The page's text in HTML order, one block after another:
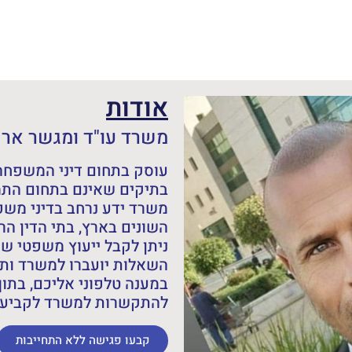
אודות
משרד עו"ד ומגשר
עוסק בתחום דיני
בתיקים שאינם בתחום
משרד ידע נרחב בדיני
השונים בארץ, בתי הדין
ניתן לקבל ייעוץ
השאלות יועברו למשרד
במענה טלפוני אליכם,
להתקשרות למשרד
קבעו פגישה ללא התחייבות